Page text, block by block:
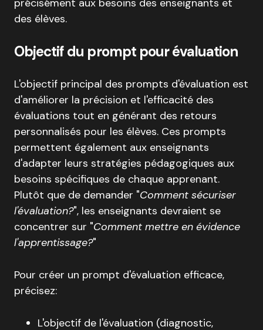
des élèves.
Objectif du prompt pour évaluation
L'objectif principal des prompts d'évaluation est
d'améliorer la précision et l'efficacité des
évaluations tout en générant des retours
personnalisés pour les élèves. Ces prompts
permettent également aux enseignants
d'adapter leurs stratégies pédagogiques aux
besoins spécifiques de chaque apprenant.
Plutôt que de demander "Comment sécuriser
l'évaluation?", les enseignants devraient se
concentrer sur "Comment mettre en évidence
l'apprentissage?"
Pour créer un prompt d'évaluation efficace,
précisez:
L'objectif de l'évaluation (diagnostic,